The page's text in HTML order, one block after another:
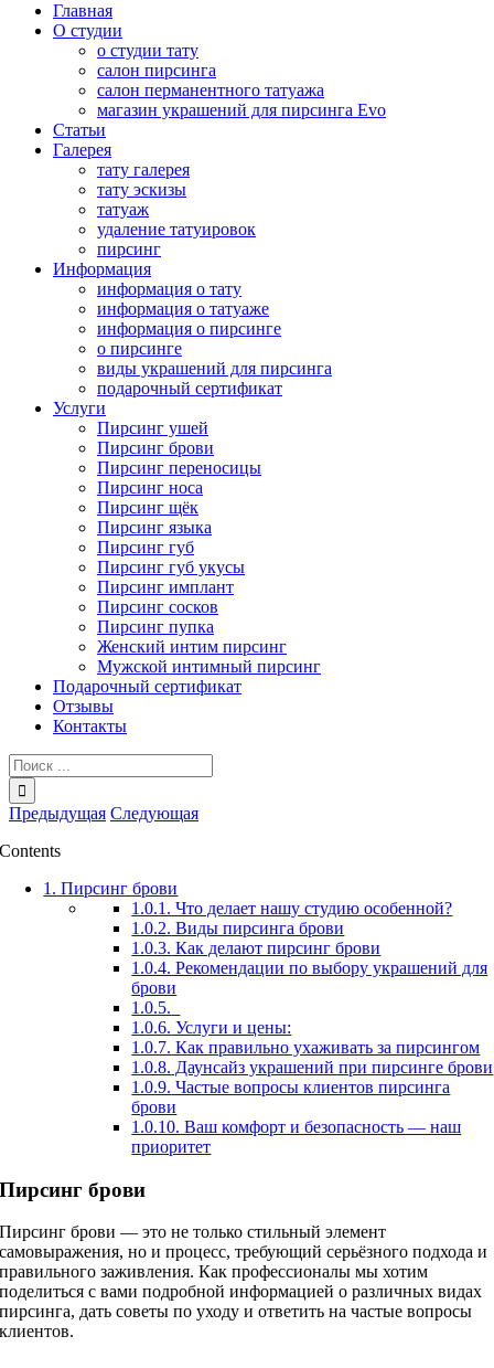
Главная
О студии
о студии тату
салон пирсинга
салон перманентного татуажа
магазин украшений для пирсинга Evo
Статьи
Галерея
тату галерея
тату эскизы
татуаж
удаление татуировок
пирсинг
Информация
информация о тату
информация о татуаже
информация о пирсинге
о пирсинге
виды украшений для пирсинга
подарочный сертификат
Услуги
Пирсинг ушей
Пирсинг брови
Пирсинг переносицы
Пирсинг носа
Пирсинг щёк
Пирсинг языка
Пирсинг губ
Пирсинг губ укусы
Пирсинг имплант
Пирсинг сосков
Пирсинг пупка
Женский интим пирсинг
Мужской интимный пирсинг
Подарочный сертификат
Отзывы
Контакты
Результат
поиска:
Предыдущая Следующая
Contents
1. Пирсинг брови
1.0.1. Что делает нашу студию особенной?
1.0.2. Виды пирсинга брови
1.0.3. Как делают пирсинг брови
1.0.4. Рекомендации по выбору украшений для
брови
1.0.5.
1.0.6. Услуги и цены:
1.0.7. Как правильно ухаживать за пирсингом
1.0.8. Даунсайз украшений при пирсинге брови
1.0.9. Частые вопросы клиентов пирсинга
брови
1.0.10. Ваш комфорт и безопасность — наш
приоритет
Пирсинг брови
Пирсинг брови — это не только стильный элемент
самовыражения, но и процесс, требующий серьёзного подхода и
правильного заживления. Как профессионалы мы хотим
поделиться с вами подробной информацией о различных видах
пирсинга, дать советы по уходу и ответить на частые вопросы
клиентов.